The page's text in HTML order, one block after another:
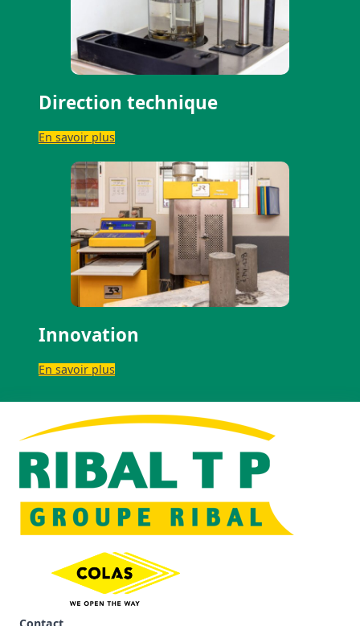
Direction technique
En savoir plus
Innovation
En savoir plus